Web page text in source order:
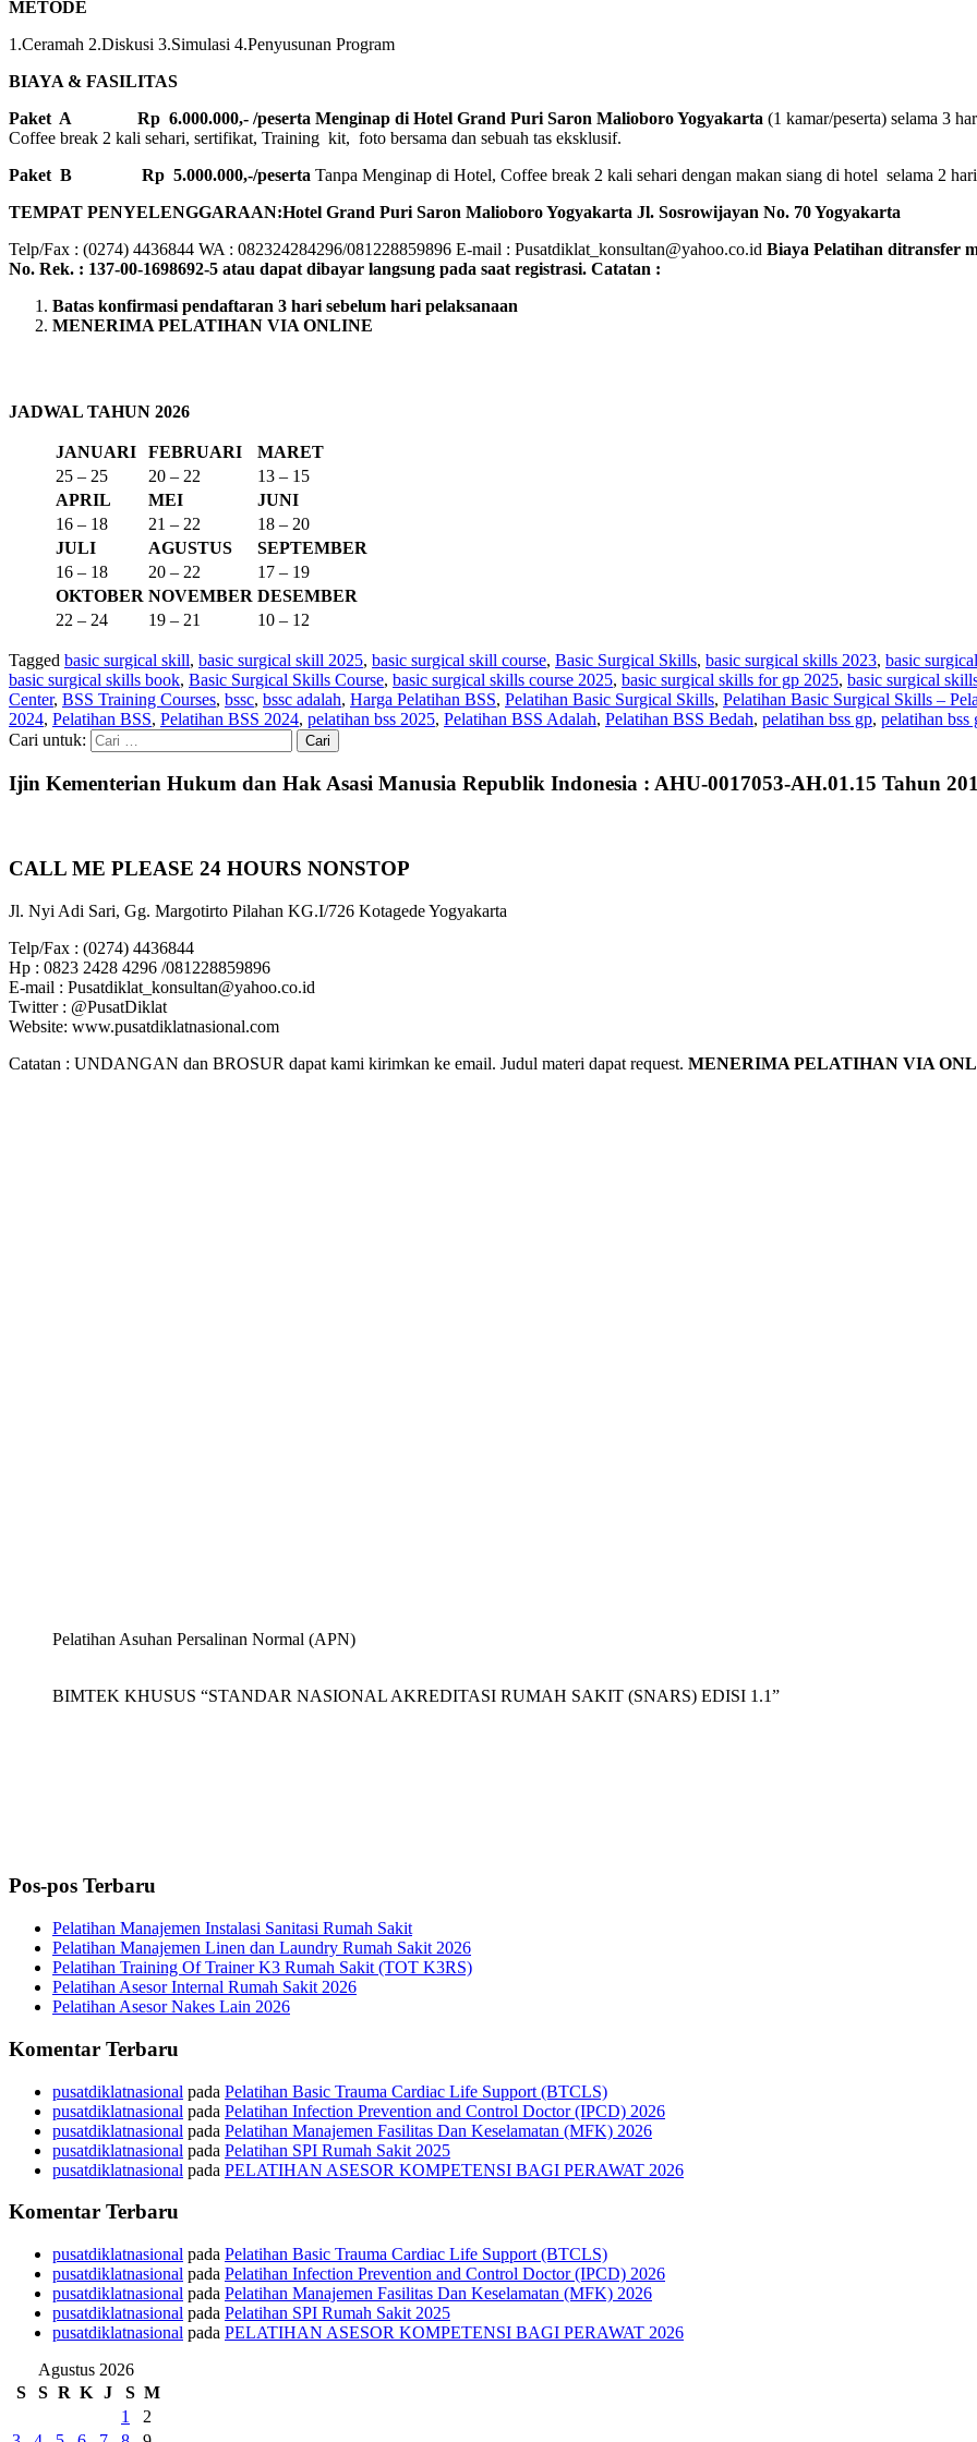
METODE
1.Ceramah 2.Diskusi 3.Simulasi 4.Penyusunan Program
BIAYA & FASILITAS
Paket A Rp 6.000.000,- /peserta Menginap di Hotel Grand Puri Saron Malioboro Yogyakarta (1 kamar/peserta) selama 3
Coffee break 2 kali sehari, sertifikat, Training kit, foto bersama dan sebuah tas eksklusif.
Paket B
Rp 5.000.000,-/peserta Tanpa Menginap di Hotel, Coffee break 2 kali sehari dengan makan siang di hotel selama 2
TEMPAT PENYELENGGARAAN:Hotel Grand Puri Saron Malioboro Yogyakarta Jl. Sosrowijayan No. 70 Yogyakarta
Telp/Fax : (0274) 4436844 WA : 082324284296/081228859896 E-mail : Pusatdiklat_konsultan@yahoo.co.id Biaya Pelatihan ditransfer
No. Rek. : 137-00-1698692-5 atau dapat dibayar langsung pada saat registrasi. Catatan :
Batas konfirmasi pendaftaran 3 hari sebelum hari pelaksanaan
MENERIMA PELATIHAN VIA ONLINE
JADWAL TAHUN 2026
JANUARI FEBRUARI
MARET
25 – 25
20 – 22
13 – 15
APRIL
MEI
JUNI
16 – 18
21 – 22
18 – 20
JULI
AGUSTUS
SEPTEMBER
16 – 18
20 – 22
17 – 19
OKTOBER NOVEMBER DESEMBER
22 – 24
19 – 21 10 – 12
Tagged basic surgical skill, basic surgical skill 2025, basic surgical skill course, Basic Surgical Skills, basic surgical skills 2023, basic
basic surgical skills book, Basic Surgical Skills Course, basic surgical skills course 2025, basic surgical skills for gp 2025, basic surgical
Center, BSS Training Courses, bssc, bssc adalah, Harga Pelatihan BSS, Pelatihan Basic Surgical Skills, Pelatihan Basic Surgical Skills –
2024, Pelatihan BSS, Pelatihan BSS 2024, pelatihan bss 2025, Pelatihan BSS Adalah, Pelatihan BSS Bedah, pelatihan bss gp, pelatihan bss
Cari untuk:
Ijin Kementerian Hukum dan Hak Asasi Manusia Republik Indonesia : AHU-0017053-AH.01.15 Tahun
CALL ME PLEASE 24 HOURS NONSTOP
Jl. Nyi Adi Sari, Gg. Margotirto Pilahan KG.I/726 Kotagede Yogyakarta
Telp/Fax : (0274) 4436844
Hp : 0823 2428 4296 /081228859896
E-mail : Pusatdiklat_konsultan@yahoo.co.id
Twitter : @PusatDiklat
Website: www.pusatdiklatnasional.com
Catatan : UNDANGAN dan BROSUR dapat kami kirimkan ke email. Judul materi dapat request. MENERIMA PELATIHAN VIA
Pelatihan Asuhan Persalinan Normal (APN)
BIMTEK KHUSUS “STANDAR NASIONAL AKREDITASI RUMAH SAKIT (SNARS) EDISI 1.1”
Pos-pos Terbaru
Pelatihan Manajemen Instalasi Sanitasi Rumah Sakit
Pelatihan Manajemen Linen dan Laundry Rumah Sakit 2026
Pelatihan Training Of Trainer K3 Rumah Sakit (TOT K3RS)
Pelatihan Asesor Internal Rumah Sakit 2026
Pelatihan Asesor Nakes Lain 2026
Komentar Terbaru
pusatdiklatnasional pada Pelatihan Basic Trauma Cardiac Life Support (BTCLS)
pusatdiklatnasional pada Pelatihan Infection Prevention and Control Doctor (IPCD) 2026
pusatdiklatnasional pada Pelatihan Manajemen Fasilitas Dan Keselamatan (MFK) 2026
pusatdiklatnasional pada Pelatihan SPI Rumah Sakit 2025
pusatdiklatnasional pada PELATIHAN ASESOR KOMPETENSI BAGI PERAWAT 2026
Komentar Terbaru
pusatdiklatnasional pada Pelatihan Basic Trauma Cardiac Life Support (BTCLS)
pusatdiklatnasional pada Pelatihan Infection Prevention and Control Doctor (IPCD) 2026
pusatdiklatnasional pada Pelatihan Manajemen Fasilitas Dan Keselamatan (MFK) 2026
pusatdiklatnasional pada Pelatihan SPI Rumah Sakit 2025
pusatdiklatnasional pada PELATIHAN ASESOR KOMPETENSI BAGI PERAWAT 2026
Agustus 2026
S
S R K J S M
1
2